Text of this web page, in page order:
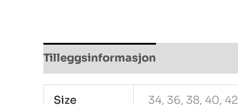
Tilleggsinformasjon
Size 34, 36, 38, 40, 42